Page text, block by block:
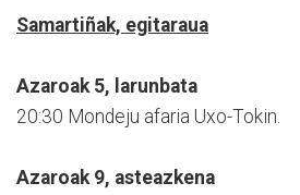
Samartiñak, egitaraua
Azaroak 5, larunbata
20:30 Mondeju afaria Uxo-Tokin.
Azaroak 9, asteazkena